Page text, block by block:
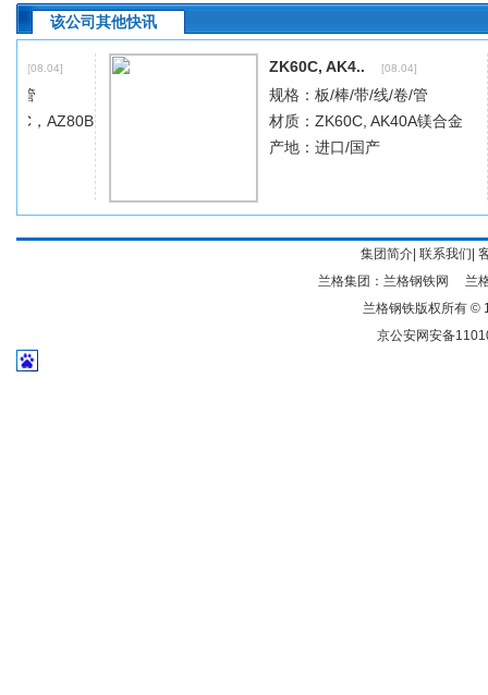
该公司其他快讯
集团简介 联系我们
兰格集团： 兰格钢铁网
兰
兰格钢铁版权所有 ©
京公安网安备